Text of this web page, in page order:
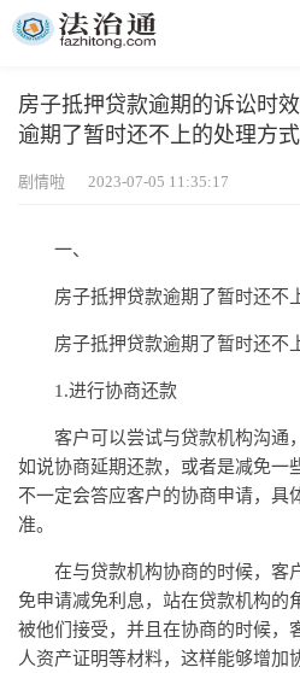
房子抵押贷款逾期的诉讼时
逾期了暂时还不上的处理方
剧情啦 2023-07-05 11:35:17
一、
房子抵押贷款逾期了暂时还不
房子抵押贷款逾期了暂时还不
1.进行协商还款
客户可以尝试与贷款机构沟通
如说协商延期还款，或者是减免一
不一定会答应客户的协商申请，具
准。
在与贷款机构协商的时候，客
免申请减免利息，站在贷款机构的
被他们接受，并且在协商的时候，
人资产证明等材料，这样能够增加